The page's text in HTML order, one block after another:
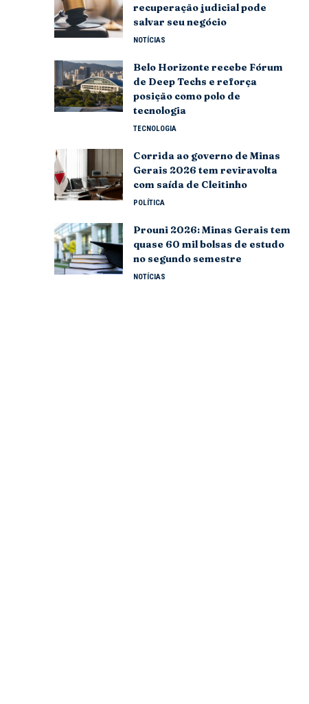
recuperação judicial pode
salvar seu negócio
NOTÍCIAS
Belo Horizonte recebe Fórum
de Deep Techs e reforça
posição como polo de
tecnologia
TECNOLOGIA
Corrida ao governo de Minas
Gerais 2026 tem reviravolta
com saída de Cleitinho
POLÍTICA
Prouni 2026: Minas Gerais tem
quase 60 mil bolsas de estudo
no segundo semestre
NOTÍCIAS